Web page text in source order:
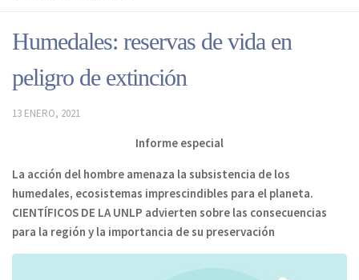
Humedales: reservas de vida en
peligro de extinción
13 ENERO, 2021
Informe especial
La acción del hombre amenaza la subsistencia de los
humedales, ecosistemas imprescindibles para el planeta.
CIENTÍFICOS DE LA UNLP advierten sobre las consecuencias
para la región y la importancia de su preservación